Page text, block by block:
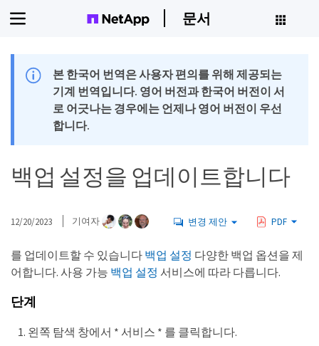
문서
본 한국어 번역은 사용자 편의를 위해 제공되는
기계 번역입니다. 영어 버전과 한국어 버전이 서
로 어긋나는 경우에는 언제나 영어 버전이 우선
합니다.
백업 설정을 업데이트합니다
12/20/2023 기여자 변경 제안 PDF
를 업데이트할 수 있습니다 백업 설정 다양한 백업 옵션을 제
어합니다. 사용 가능 백업 설정 서비스에 따라 다릅니다.
단계
왼쪽 탐색 창에서 * 서비스 * 를 클릭합니다.